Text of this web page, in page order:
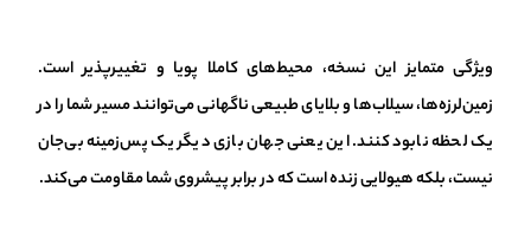
ویژگی متمایز این نسخه، محیط‌های کاملا پویا و تغییرپذیر است.
زمین‌لرزه‌ها، سیلاب‌ها و بلایای طبیعی ناگهانی می‌توانند مسیر شما را در
یک لحظه نابود کنند. این یعنی جهان بازی دیگر یک پس‌زمینه بی‌جان
نیست، بلکه هیولایی زنده است که در برابر پیشروی شما مقاومت می‌کند.